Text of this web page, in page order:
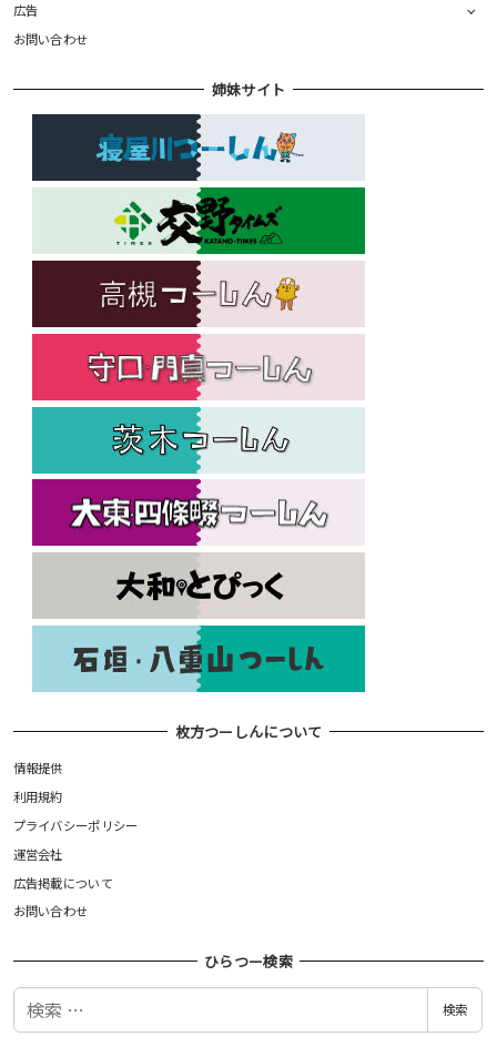
広告
お問い合わせ
姉妹サイト
枚方つーしんについて
情報提供
利用規約
プライバシーポリシー
運営会社
広告掲載について
お問い合わせ
ひらつー検索
検
検索